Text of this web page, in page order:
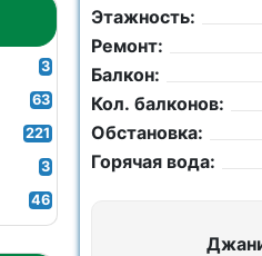
3
63
221
3
46
Этажность:
Ремонт:
Балкон:
Кол. балконов:
Обстановка:
Горячая вода: